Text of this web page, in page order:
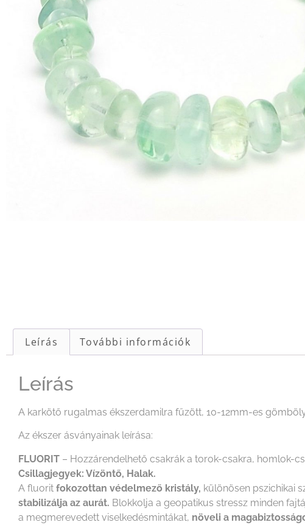
Leírás További információk
Leírás
A karkötő rugalmas ékszerdamilra fűzött, 10-12mm-es
Az ékszer ásványainak leírása:
FLUORIT – Hozzárendelhető csakrák a torok-csakra, homlok-
Csillagjegyek: Vízöntő, Halak.
A fluorit fokozottan védelmező kristály, különösen pszichikai
stabilizálja az aurát. Blokkolja a geopatikus stressz minden
a megmerevedett viselkedésmintákat, növeli a